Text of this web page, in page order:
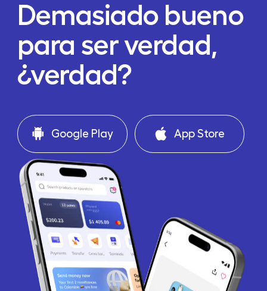
Demasiado bueno
para ser verdad,
¿verdad?
Google Play App Store